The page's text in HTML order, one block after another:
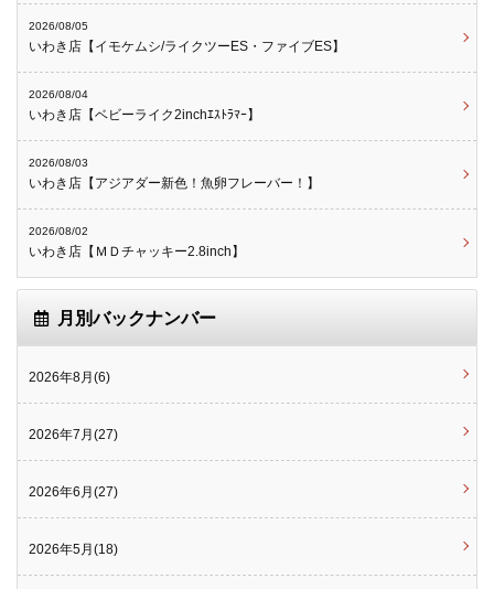
2026/08/05
いわき店【イモケムシ/ライクツーES・ファイブES】
2026/08/04
いわき店【ベビーライク2inchｴｽﾄﾗﾏｰ】
2026/08/03
いわき店【アジアダー新色！魚卵フレーバー！】
2026/08/02
いわき店【ＭＤチャッキー2.8inch】
月別バックナンバー
2026年8月(6)
2026年7月(27)
2026年6月(27)
2026年5月(18)